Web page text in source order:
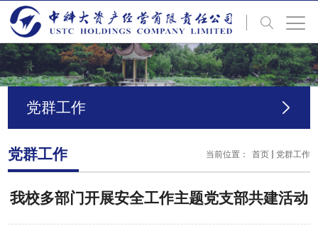
党群工作
党群工作 当前位置： 首页 党群工作
我校多部门开展安全工作主题党支部共建活动